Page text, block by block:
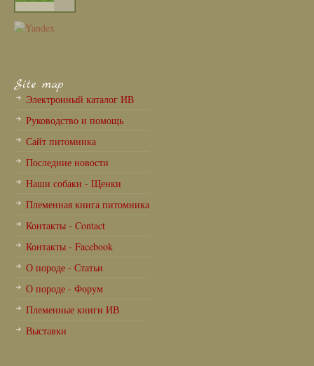
Site map
Электронный каталог ИВ
Руководство и помощь
Сайт питомника
Последние новости
Наши собаки - Щенки
Племенная книга питомника
Контакты - Contact
Контакты - Facebook
О породе - Статьи
О породе - Форум
Племенные книги ИВ
Выставки